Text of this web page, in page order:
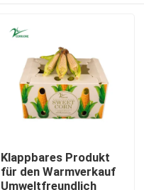
Klappbares Produkt
für den Warmverkauf
Umweltfreundlich